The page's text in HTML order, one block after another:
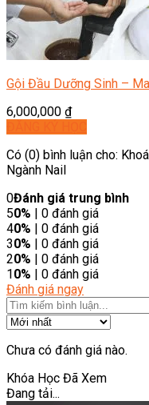
Gội Đầu Dưỡng Sinh –
6,000,000 ₫
Có (0) bình luận cho:
Ngành Nail
0Đánh giá trung bình
50% | 0 đánh giá
40% | 0 đánh giá
30% | 0 đánh giá
20% | 0 đánh giá
10% | 0 đánh giá
Đánh giá ngay
Chưa có đánh giá nào.
Khóa Học Đã Xem
Đang tải...